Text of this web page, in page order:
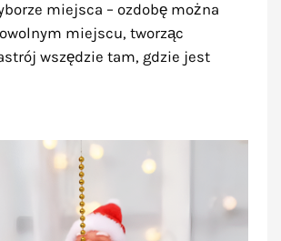
miejsca – ozdobę można
miejscu, tworząc
wszędzie tam, gdzie jest